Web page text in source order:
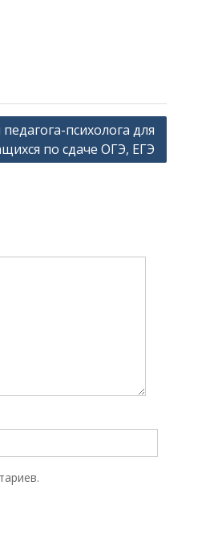
психолога для
по сдаче ОГЭ, ЕГЭ